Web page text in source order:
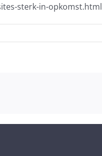
sterk-in-opkomst.html